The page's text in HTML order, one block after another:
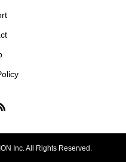
Inc. All Rights Reserved.